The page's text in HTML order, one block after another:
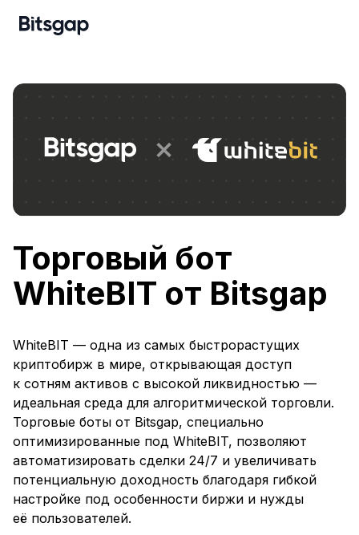
Торговый бот
WhiteBIT от Bitsgap
WhiteBIT — одна из самых быстрорастущих
криптобирж в мире, открывающая доступ
к сотням активов с высокой ликвидностью —
идеальная среда для алгоритмической торговли.
Торговые боты от Bitsgap, специально
оптимизированные под WhiteBIT, позволяют
автоматизировать сделки 24/7 и увеличивать
потенциальную доходность благодаря гибкой
настройке под особенности биржи и нужды
её пользователей.